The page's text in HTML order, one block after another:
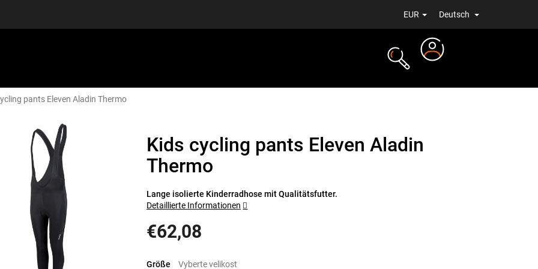
EUR Deutsch
pants Eleven Aladin Thermo
Kids cycling pants Eleven Aladin
Thermo
€62,08
Größe
Lange isolierte Kinderradhose mit Qualitätsfutter.
Detaillierte Informationen